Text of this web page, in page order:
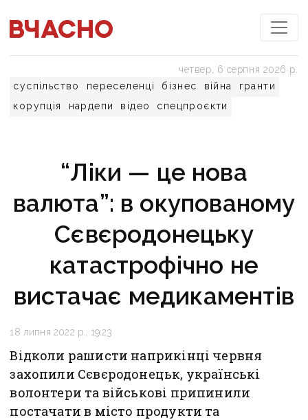
суспільство переселенці бізнес війна
гранти
корупція
нардепи відео спецпроєкти
четвер, 6 серпня 2026 р.
“Ліки — це нова
валюта”: в окупованому
Сєвєродонецьку
катастрофічно не
вистачає медикаментів
18 липня 2022 р., 19:23
Відколи рашисти наприкінці червня
захопили Сєвєродонецьк, українські
волонтери та військові припинили
постачати в місто продукти та